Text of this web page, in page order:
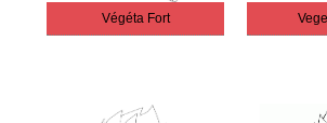
Végéta Fort